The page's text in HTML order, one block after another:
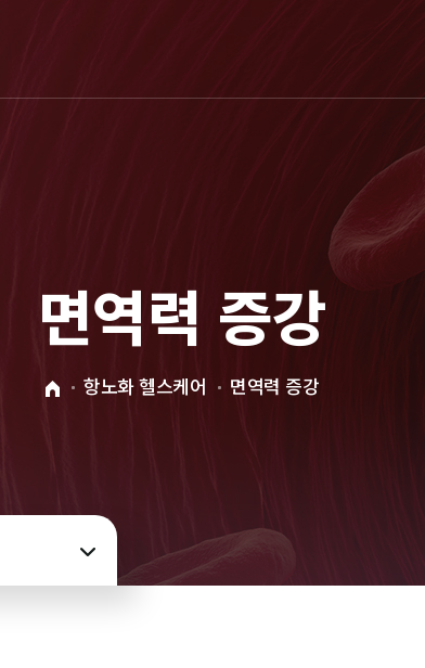
면역력 증강
항노화 헬스케어 면역력 증강